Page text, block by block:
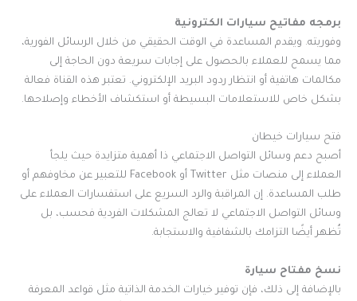
برمجه مفاتيح سيارات الكترونية
وفوريته. ويقدم المساعدة في الوقت الحقيقي من خلال الرسائل الفورية،
مما يسمح للعملاء بالحصول على إجابات سريعة دون الحاجة إلى
مكالمات هاتفية أو انتظار ردود البريد الإلكتروني. تعتبر هذه القناة فعالة
بشكل خاص للاستعلامات البسيطة أو استكشاف الأخطاء وإصلاحها.
فتح سيارات خيطان
أصبح دعم وسائل التواصل الاجتماعي ذا أهمية متزايدة حيث يلجأ
العملاء إلى منصات مثل Twitter أو Facebook للتعبير عن مخاوفهم أو
طلب المساعدة. إن المراقبة والرد السريع على استفسارات العملاء على
وسائل التواصل الاجتماعي لا تعالج المشكلات الفردية فحسب، بل
تُظهر أيضًا التزامك بالشفافية والاستجابة.
نسخ مفتاح سيارة
بالإضافة إلى ذلك، فإن توفير خيارات الخدمة الذاتية مثل قواعد المعرفة